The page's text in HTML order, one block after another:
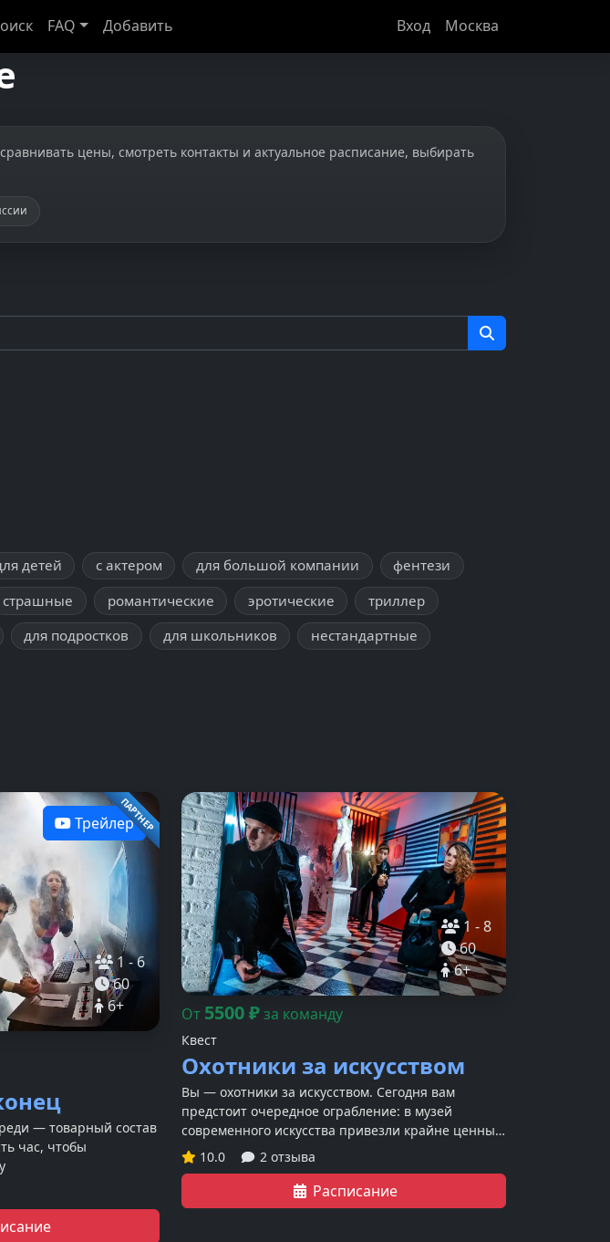
FAQ Добавить Вход Москва
цены, смотреть контакты и актуальное расписание, выбирать
детей с актером для большой компании
фентези
страшные романтические эротические
триллер
для подростков для школьников
нестандартные
1-6
60
6+
ТрейлерПАРТНЕР
— товарный состав
час, чтобы
1 -8
60
6+
От 5500₽за команду
Квест
Охотники за искусством
Вы — охотники за искусством. Сегодня вам
предстоит очередное ограбление: в музей
современного искусства привезли крайне ценный
экспонат стоимостью несколько миллионов
долларов — обойдите все уровни защиты и
10.0 2 отзыва
Расписание